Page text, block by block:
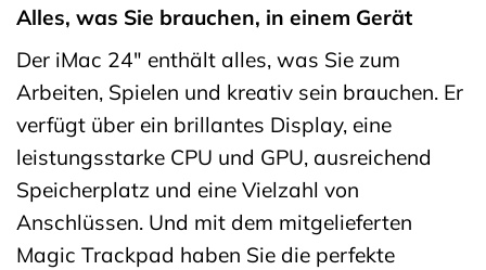
Alles, was Sie brauchen, in einem Gerät
Der iMac 24″ enthält alles, was Sie zum
Arbeiten, Spielen und kreativ sein brauchen. Er
verfügt über ein brillantes Display, eine
leistungsstarke CPU und GPU, ausreichend
Speicherplatz und eine Vielzahl von
Anschlüssen. Und mit dem mitgelieferten
Magic Trackpad haben Sie die perfekte